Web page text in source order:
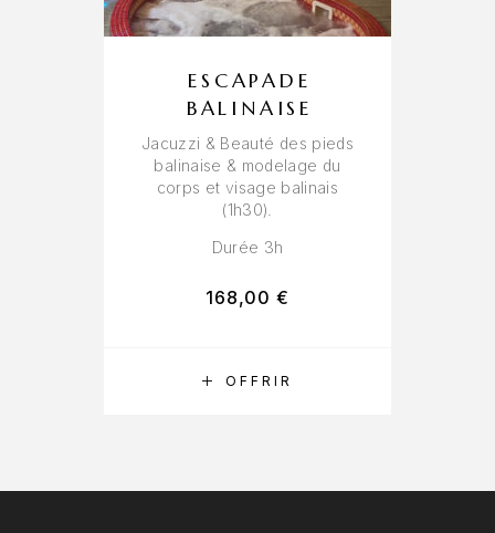
RÉSERVER
OFFRIR
ESCAPADE
BALINAISE
Jacuzzi & Beauté des pieds
balinaise & modelage du
corps et visage balinais
(1h30).
Durée 3h
168,00 €